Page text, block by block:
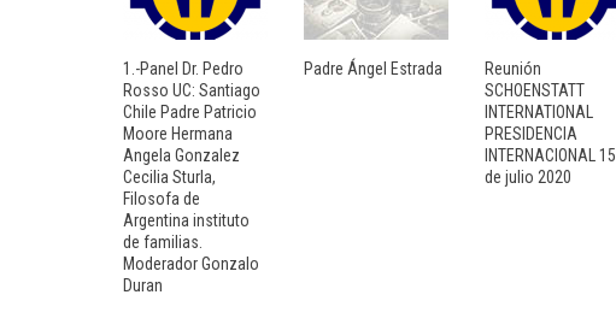
1.-Panel Dr. Pedro
Rosso UC: Santiago
Chile Padre Patricio
Moore Hermana
Angela Gonzalez
Cecilia Sturla,
Filosofa de
Argentina instituto
de familias.
Moderador Gonzalo
Duran
Padre Ángel Estrada
Reunión
SCHOENSTATT
INTERNATIONAL
PRESIDENCIA
INTERNACIONAL 15
de julio 2020